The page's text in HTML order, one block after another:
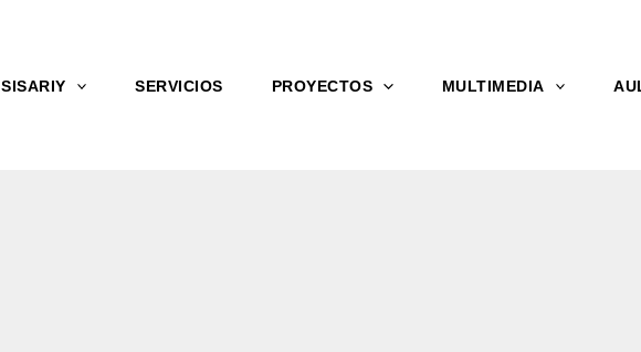
SISARIY SERVICIOS PROYECTOS MULTIMEDIA